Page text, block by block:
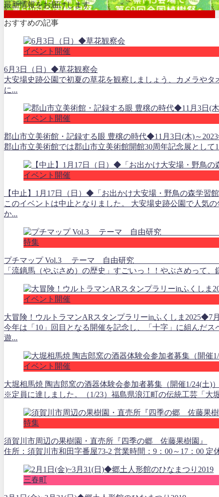
最新情報をお届けします
おすすめの記事
イベント開催
6月3日（日）◆草花観察会
大安場史跡公園で初夏の草花を観察しましょう、カメラや
に...
イベント開催
郡山市立美術館・記録する眼 豊穣の時代◆11月3日(木)～
郡山市立美術館では郡山市立美術館開館30周年記念展とし
イベント開催
【中止】1月17日（日）◆「お出かけ大安場・野鳥の森学習
このイベントは中止となりました。 大安場史跡公園で人気
か...
特集
プチマップ Vol.3 テーマ 自由研
「流鏑馬（やぶさめ）の歴史」すごいっ！！やぶさめって
イベント開催
大冒険！ウルトラマンARスタンプラリーinふくしま2025◆7
今年は「10」回目となる開催を記念し、「十字」に組んだ
遊...
イベント開催
大堀相馬焼 陶吉郎窯の酒器体験会参加者募集（開催1/24(土)
※定員に達しました。（1/23）福島県浪江町の伝統工芸「
特集
須賀川市周辺の果樹園・直売所『四季の郷 佐藤果樹園』
住所：須賀川市和田字番屋73-2 営業時間：9：00～17：00
三春町